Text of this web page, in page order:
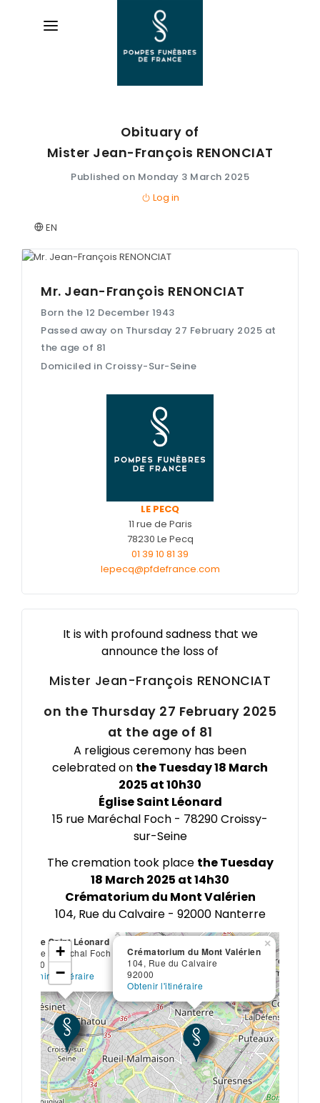
AVIS DE DÉCÈS
PRÉVOIR SES OBSÈQUES
Entretien de sépulture
Livraison de plaques
Nos capitons funéraires
Nos cercueils
Nos fleurs naturelles
Nos monuments
Services aux familles
NOS AGENCES
ESPACE FAMILLE
Obituary of
Mister Jean-François RENONCIAT
Published on Monday 3 March 2025
Log in
EN
Mr. Jean-François RENONCIAT
Born the 12 December 1943
Passed away on Thursday 27 February 2025 at
the age of 81
Domiciled in Croissy-Sur-Seine
LE PECQ
11 rue de Paris
78230 Le Pecq
01 39 10 81 39
lepecq@pfdefrance.com
It is with profound sadness that we
announce the loss of
Mister Jean-François RENONCIAT
on the Thursday 27 February 2025
at the age of 81
A religious ceremony has been
celebrated on the Tuesday 18 March
2025 at 10h30
Église Saint Léonard
15 rue Maréchal Foch - 78290 Croissy-
sur-Seine
The cremation took place the Tuesday
18 March 2025 at 14h30
Crématorium du Mont Valérien
104, Rue du Calvaire - 92000 Nanterre
Église Saint Léonard
15 rue Maréchal Foch
78290
Obtenir l'itinéraire
×
Crématorium du Mont Valérien
104, Rue du Calvaire
92000
Obtenir l'itinéraire
×
+
−